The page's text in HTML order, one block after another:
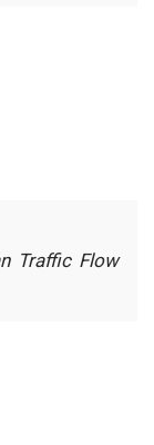
Traffic Flow